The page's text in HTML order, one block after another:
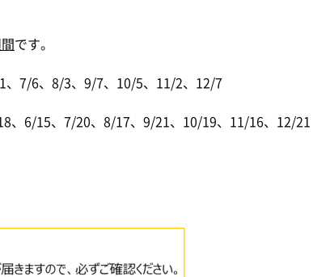
です。
7/6、8/3、9/7、10/5、11/2、12/7
6/15、7/20、8/17、9/21、10/19、11/16、12/21